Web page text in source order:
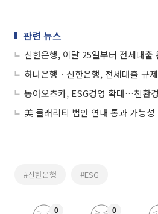
관련 뉴스
하나은행ㆍ신한은행, 전세대출 규
동아오츠카, ESG경영 확대…친환
#신한은행 #ESG
0 0